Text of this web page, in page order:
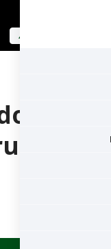
APLICAR AHORA